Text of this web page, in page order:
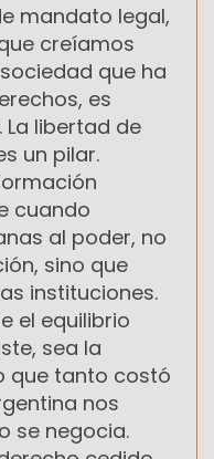
mandato legal,
creíamos
que ha
es
libertad de
un pilar.
cuando
al poder, no
sino que
instituciones.
el equilibrio
sea la
que tanto costó
nos
se negocia.